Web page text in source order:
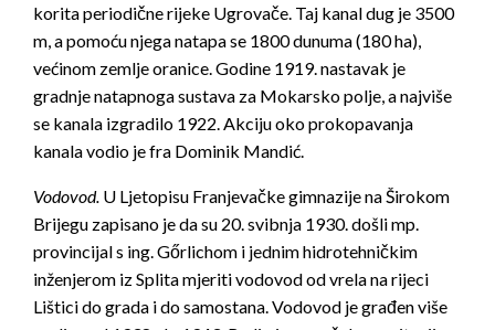
korita periodične rijeke Ugrovače. Taj kanal dug je 3500
m, a pomoću njega natapa se 1800 dunuma (180 ha),
većinom zemlje oranice. Godine 1919. nastavak je
gradnje natapnoga sustava za Mokarsko polje, a najviše
se kanala izgradilo 1922. Akciju oko prokopavanja
kanala vodio je fra Dominik Mandić.
Vodovod. U Ljetopisu Franjevačke gimnazije na Širokom
Brijegu zapisano je da su 20. svibnja 1930. došli mp.
provincijal s ing. Gőrlichom i jednim hidrotehničkim
inženjerom iz Splita mjeriti vodovod od vrela na rijeci
Lištici do grada i do samostana. Vodovod je građen više